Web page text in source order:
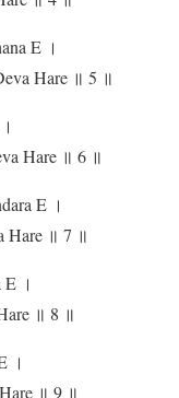
E ।
Hare ॥ 5 ॥
Hare ॥ 6 ॥
E ।
Hare ॥ 7 ॥
E ।
॥ 8 ॥
।
॥ 9 ॥